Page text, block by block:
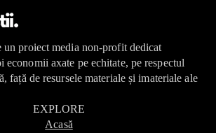
un proiect media non-profit dedicat
axate pe echitate, pe respectul
față de resursele materiale și imateriale ale
EXPLORE
Acasă